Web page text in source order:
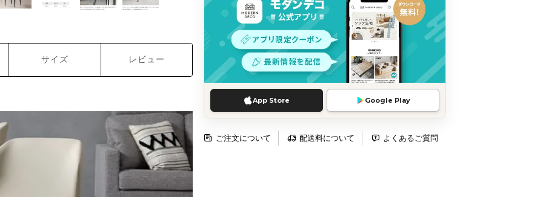
App Store Google Play
ご注文について 配送料について よくあるご質問
サイズ レビュー